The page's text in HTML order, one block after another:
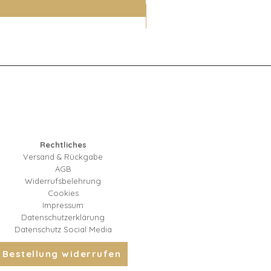
Rechtliches
Versand & Rückgabe
AGB
Widerrufsbelehrung
Cookies
Impressum
Datenschutzerklärung
Datenschutz Social Media
Bestellung widerrufen